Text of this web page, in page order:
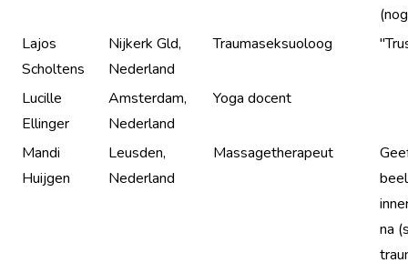
Lajos
Scholtens
Nijkerk Gld,
Nederland
Traumaseksuoloog
Lucille
Ellinger
Amsterdam,
Nederland
Yoga docent
Mandi
Huijgen
Leusden,
Nederland
Massagetherapeut
na